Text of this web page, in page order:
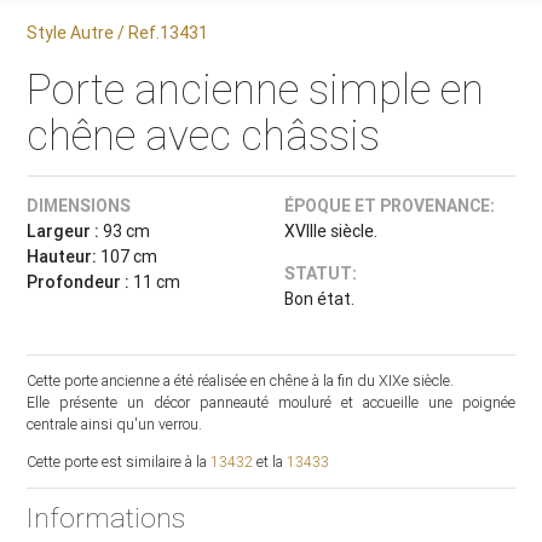
Style Autre / Ref.13431
Porte ancienne simple en
chêne avec châssis
DIMENSIONS
Largeur : 93 cm
Hauteur: 107 cm
Profondeur : 11 cm
ÉPOQUE ET PROVENANCE:
XVIIIe siècle.
STATUT:
Bon état.
Cette porte ancienne a été réalisée en chêne à la fin du XIXe siècle.
Elle présente un décor panneauté mouluré et accueille une poignée
centrale ainsi qu'un verrou.
Cette porte est similaire à la13432 et la13433
Informations